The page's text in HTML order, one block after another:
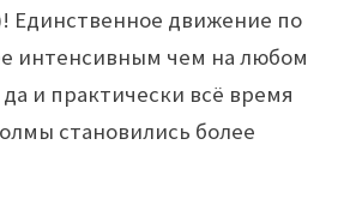
Единственное движение по
интенсивным чем на любом
да и практически всё время
становились более